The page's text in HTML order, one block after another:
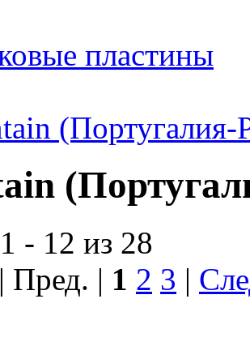
пластины
(Португалия-
- 12 из 28
Пред. | 1 2 3 |